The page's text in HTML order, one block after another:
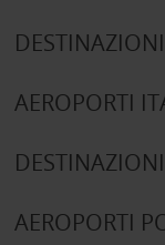
AEROPORTI
AEROPORTI